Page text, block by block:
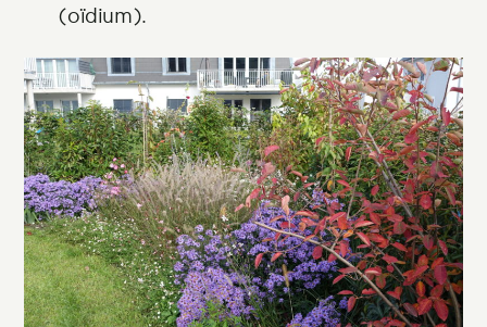
(oïdium).